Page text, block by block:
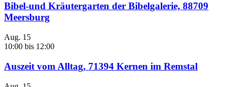
Bibel-und Kräutergarten der Bibelgalerie, 88709
Meersburg
Aug. 15
10:00 bis 12:00
Auszeit vom Alltag, 71394 Kernen im Remstal